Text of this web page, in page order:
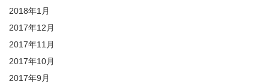
2018年1月
2017年12月
2017年11月
2017年10月
2017年9月